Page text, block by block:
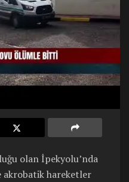
olan İpekyolu’nda
akrobatik hareketler